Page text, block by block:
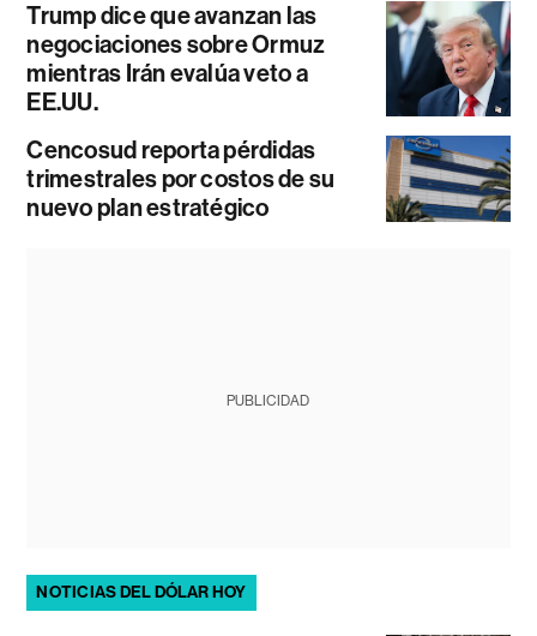
Trump dice que avanzan las
negociaciones sobre Ormuz
mientras Irán evalúa veto a
EE.UU.
Cencosud reporta pérdidas
trimestrales por costos de su
nuevo plan estratégico
PUBLICIDAD
NOTICIAS DEL DÓLAR HOY